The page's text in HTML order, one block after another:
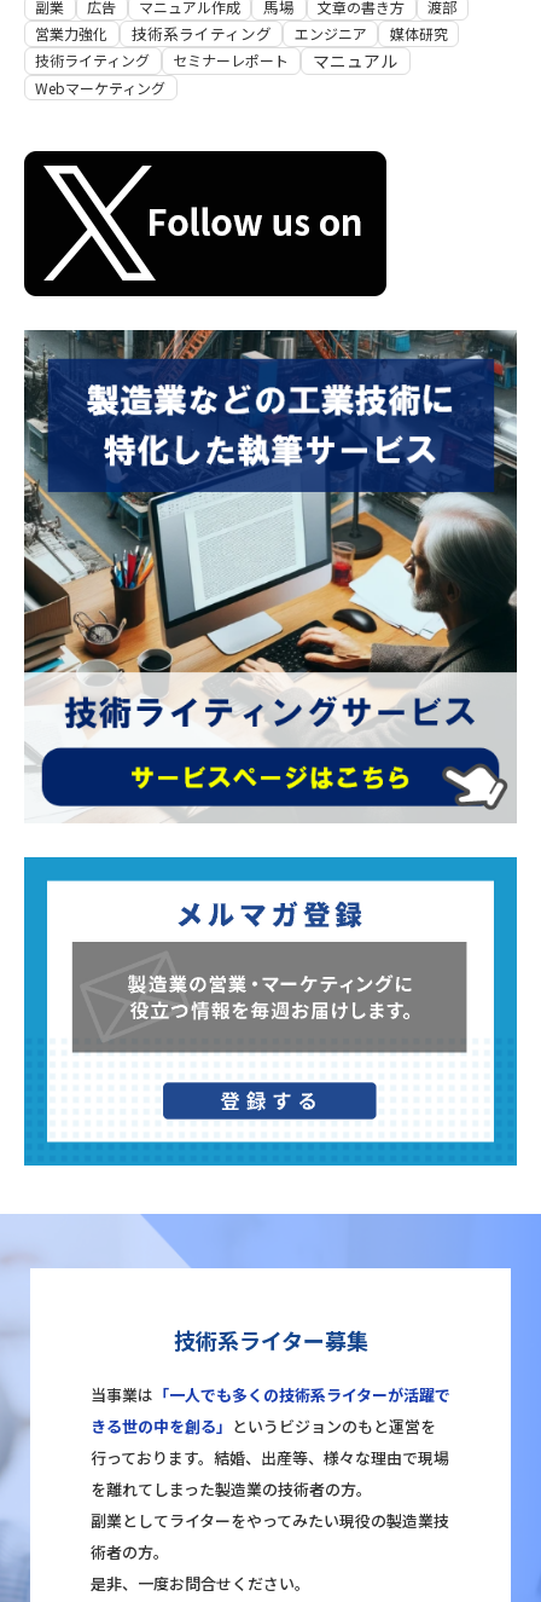
副業 広告 マニュアル作成 馬場 文章の書き方
渡部
営業力強化
技術系ライティング エンジニア
媒体研究
技術ライティング
セミナーレポート マニュアル
Webマーケティング
技術系ライター募集
当事業は 「一人でも多くの技術系ライターが活躍で
きる世の中を創る」 というビジョンのもと運営を
行っております。結婚、出産等、様々な理由で現場
を離れてしまった製造業の技術者の方。
副業としてライターをやってみたい現役の製造業技
術者の方。
是非、一度お問合せください。